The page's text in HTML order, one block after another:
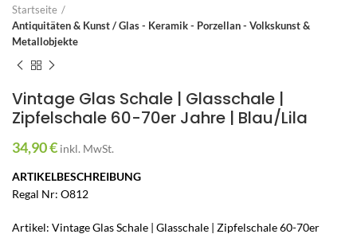
Startseite
Antiquitäten & Kunst / Glas - Keramik - Porzellan - Volkskunst &
Metallobjekte
Vintage Glas Schale | Glasschale |
Zipfelschale 60-70er Jahre | Blau/Lila
34,90€ inkl. MwSt.
ARTIKELBESCHREIBUNG
Regal Nr: O812
Artikel: Vintage Glas Schale | Glasschale | Zipfelschale 60-70er